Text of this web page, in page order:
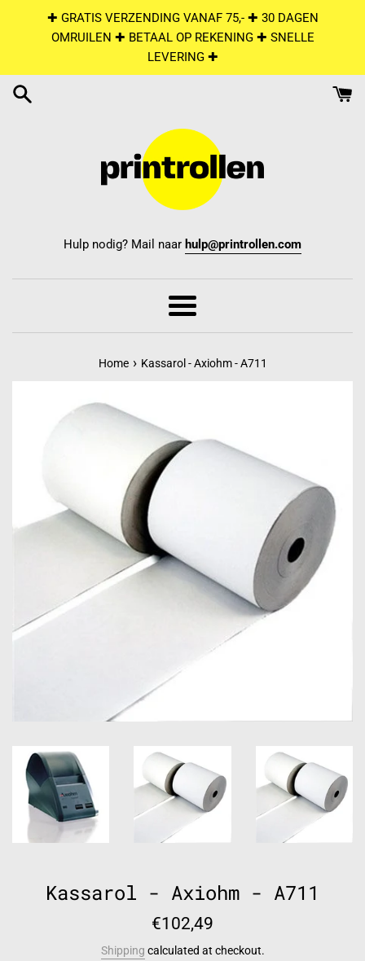
✚ GRATIS VERZENDING VANAF 75,- ✚ 30 DAGEN
OMRUILEN ✚ BETAAL OP REKENING ✚ SNELLE
LEVERING ✚
Hulp nodig? Mail naar hulp@printrollen.com
Menu
Home › Kassarol - Axiohm - A711
Kassarol - Axiohm - A711
Regular
€102,49
Shipping calculated at checkout.